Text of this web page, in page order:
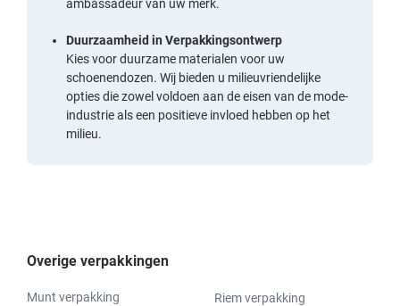
ambassadeur van uw merk.
Duurzaamheid in Verpakkingsontwerp
Kies voor duurzame materialen voor uw
schoenendozen. Wij bieden u milieuvriendelijke
opties die zowel voldoen aan de eisen van de mode-
industrie als een positieve invloed hebben op het
milieu.
Overige verpakkingen
Munt verpakking
Riem verpakking